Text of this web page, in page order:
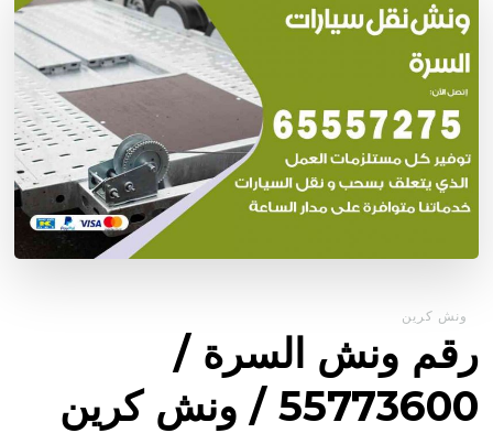
ونش كرين
رقم ونش السرة /
55773600‬ / ونش كرين